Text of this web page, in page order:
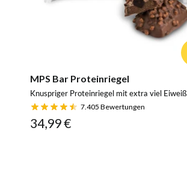
MPS Bar Proteinriegel
Knuspriger Proteinriegel mit extra viel Eiweiß
7.405 Bewertungen
34,99 €